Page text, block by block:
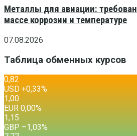
Металлы для авиации:
массе коррозии и температуре
07.08.2026
Таблица обменных курсов
0,82
USD +0,33%
1,00
EUR 0,00%
1,15
GBP –1,03%